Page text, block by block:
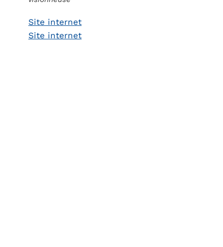
Site internet
Site internet